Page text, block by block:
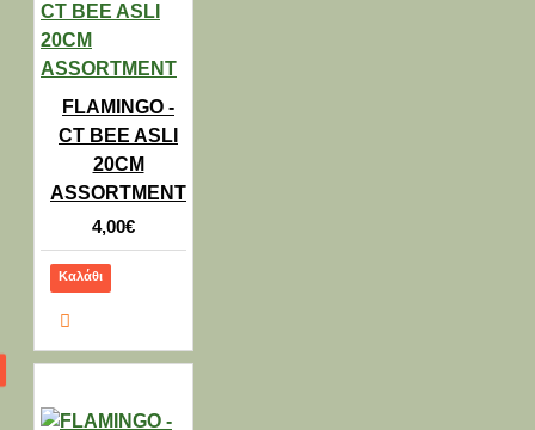
FLAMINGO -
CT BEE ASLI
20CM
ASSORTMENT
4,00€
Καλάθι